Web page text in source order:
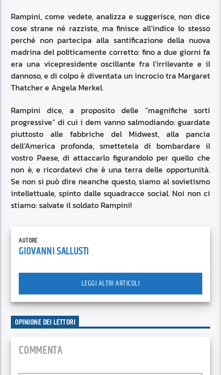
Rampini, come vedete, analizza e suggerisce, non dice
cose strane né razziste, ma finisce all’indice lo stesso
perché non partecipa alla santificazione della nuova
madrina del politicamente corretto: fino a due giorni fa
era una vicepresidente oscillante fra l’irrilevante e il
dannoso, e di colpo è diventata un incrocio tra Margaret
Thatcher e Angela Merkel.
Rampini dice, a proposito delle “magnifiche sorti
progressive” di cui i dem vanno salmodiando: guardate
piuttosto alle fabbriche del Midwest, alla pancia
dell’America profonda, smettetela di bombardare il
vostro Paese, di attaccarlo figurandolo per quello che
non è, e ricordatevi che è una terra delle opportunità.
Se non si può dire neanche questo, siamo al sovietismo
intellettuale, spinto dalle squadracce social. Noi non ci
stiamo: salvate il soldato Rampini!
AUTORE
GIOVANNI SALLUSTI
LEGGI ALTRI ARTICOLI
OPINIONE DEI LETTORI
COMMENTA